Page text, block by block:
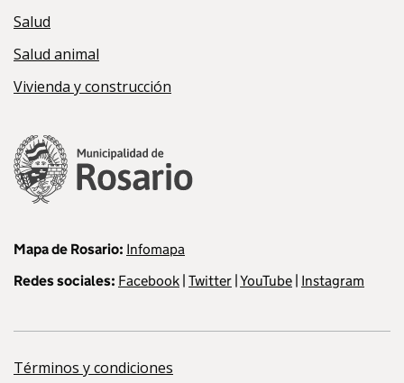
Salud
Salud animal
Vivienda y construcción
Mapa de Rosario: Infomapa
Redes sociales: Facebook | Twitter |YouTube | Instagram
Términos y condiciones